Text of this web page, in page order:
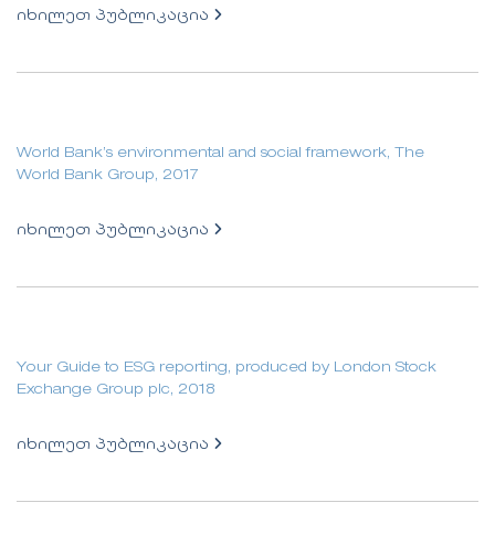
იხილეთ პუბლიკაცია
World Bank’s environmental and social framework, The
World Bank Group, 2017
იხილეთ პუბლიკაცია
Your Guide to ESG reporting, produced by London Stock
Exchange Group plc, 2018
იხილეთ პუბლიკაცია